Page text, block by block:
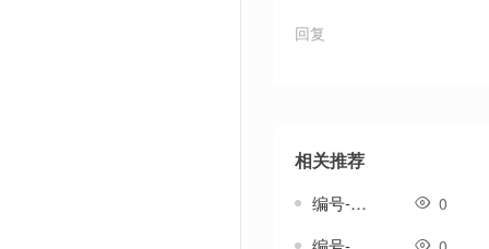
回复
相关推荐
编号-雄浑套-传奇分体剑甲素材 0